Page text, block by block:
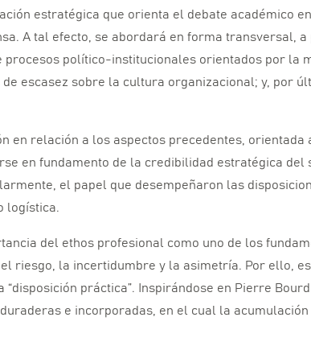
estratégica que orienta el debate académico
A tal efecto, se abordará en forma transversal,
a
político-institucionales orientados por la
escasez sobre la cultura organizacional; y, por
en relación a los aspectos precedentes, orientada
en fundamento de la credibilidad estratégica del
el papel que desempeñaron las
logística.
del ethos profesional como uno de los
riesgo,
la incertidumbre y la asimetría. Por ello,
práctica”. Inspirándose en Pierre
e incorporadas, en el cual la